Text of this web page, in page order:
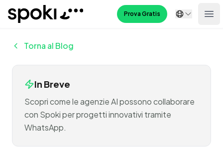
Spoki Prova Gratis
Torna al Blog
In Breve
Scopri come le agenzie AI possono collaborare
con Spoki per progetti innovativi tramite
WhatsApp.